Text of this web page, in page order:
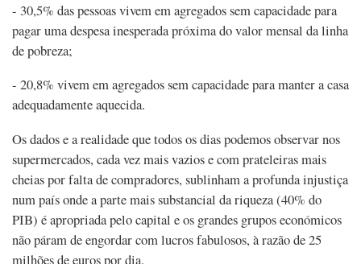
- 30,5% das pessoas vivem em agregados sem capacidade para
pagar uma despesa inesperada próxima do valor mensal da linha
de pobreza;
- 20,8% vivem em agregados sem capacidade para manter a casa
adequadamente aquecida.
Os dados e a realidade que todos os dias podemos observar nos
supermercados, cada vez mais vazios e com prateleiras mais
cheias por falta de compradores, sublinham a profunda injustiça
num país onde a parte mais substancial da riqueza (40% do
PIB) é apropriada pelo capital e os grandes grupos económicos
não páram de engordar com lucros fabulosos, à razão de 25
milhões de euros por dia.